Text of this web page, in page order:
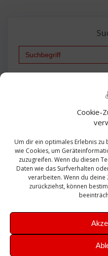
Cookie-
Um dir ein optimales Erlebnis
wie Cookies, um
zuzugreifen. Wenn du diesen
Daten wie das Surfverhalten
verarbeiten. Wenn du
zurückziehst, können
Exchange
Sanierung SBS
Sicherung SIEM
Update Upgrade
VMWare VPN